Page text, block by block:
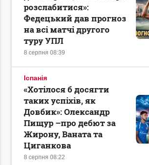
8 серпня 08:39
розслабитися»:
Федецький дав прогноз
на всі матчі другого
туру УПЛ
Іспанія
8 серпня 08:22
«Хотілося б досягти
таких успіхів, як
Довбик»: Олександр
Пищур –про дебют за
Жирону, Ваната та
Циганкова